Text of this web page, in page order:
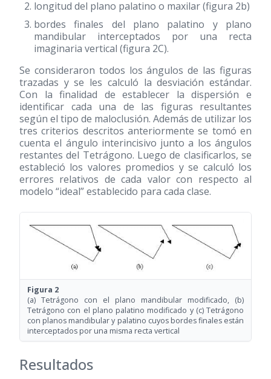
longitud del plano palatino o maxilar (figura 2b)
bordes finales del plano palatino y plano
mandibular interceptados por una recta
imaginaria vertical (figura 2C).
Se consideraron todos los ángulos de las figuras
trazadas y se les calculó la desviación estándar.
Con la finalidad de establecer la dispersión e
identificar cada una de las figuras resultantes
según el tipo de maloclusión. Además de utilizar los
tres criterios descritos anteriormente se tomó en
cuenta el ángulo interincisivo junto a los ángulos
restantes del Tetrágono. Luego de clasificarlos, se
estableció los valores promedios y se calculó los
errores relativos de cada valor con respecto al
modelo “ideal” establecido para cada clase.
Figura 2
(a) Tetrágono con el plano mandibular modificado, (b)
Tetrágono con el plano palatino modificado y (c) Tetrágono
con planos mandibular y palatino cuyos bordes finales están
interceptados por una misma recta vertical
Resultados